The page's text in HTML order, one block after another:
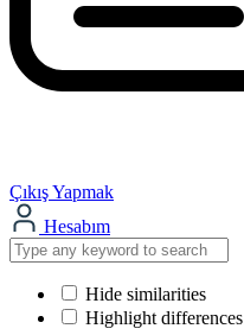
Çıkış Yapmak
Hesabım
Hide similarities
Highlight differences